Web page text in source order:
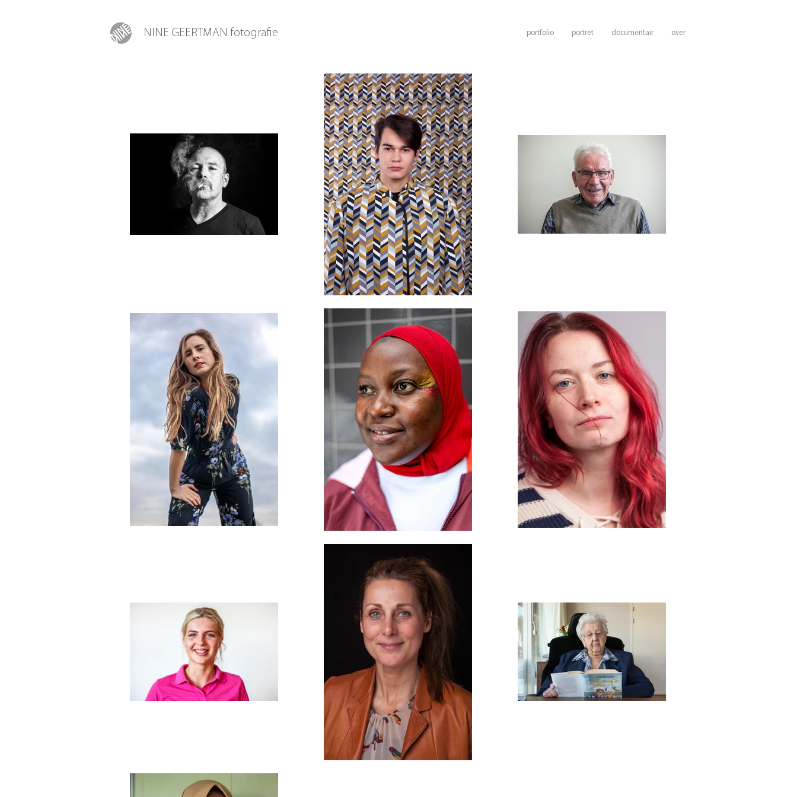
portfolio portret documentair over
NINE GEERTMAN fotografie